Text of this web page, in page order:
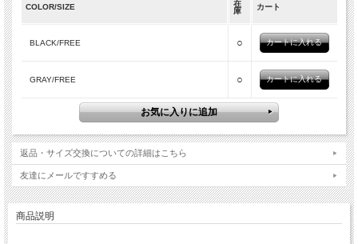
COLOR/SIZE
在
庫
カート
BLACK/FREE ○
GRAY/FREE ○
返品・サイズ交換についての詳細はこちら
友達にメールですすめる
商品説明